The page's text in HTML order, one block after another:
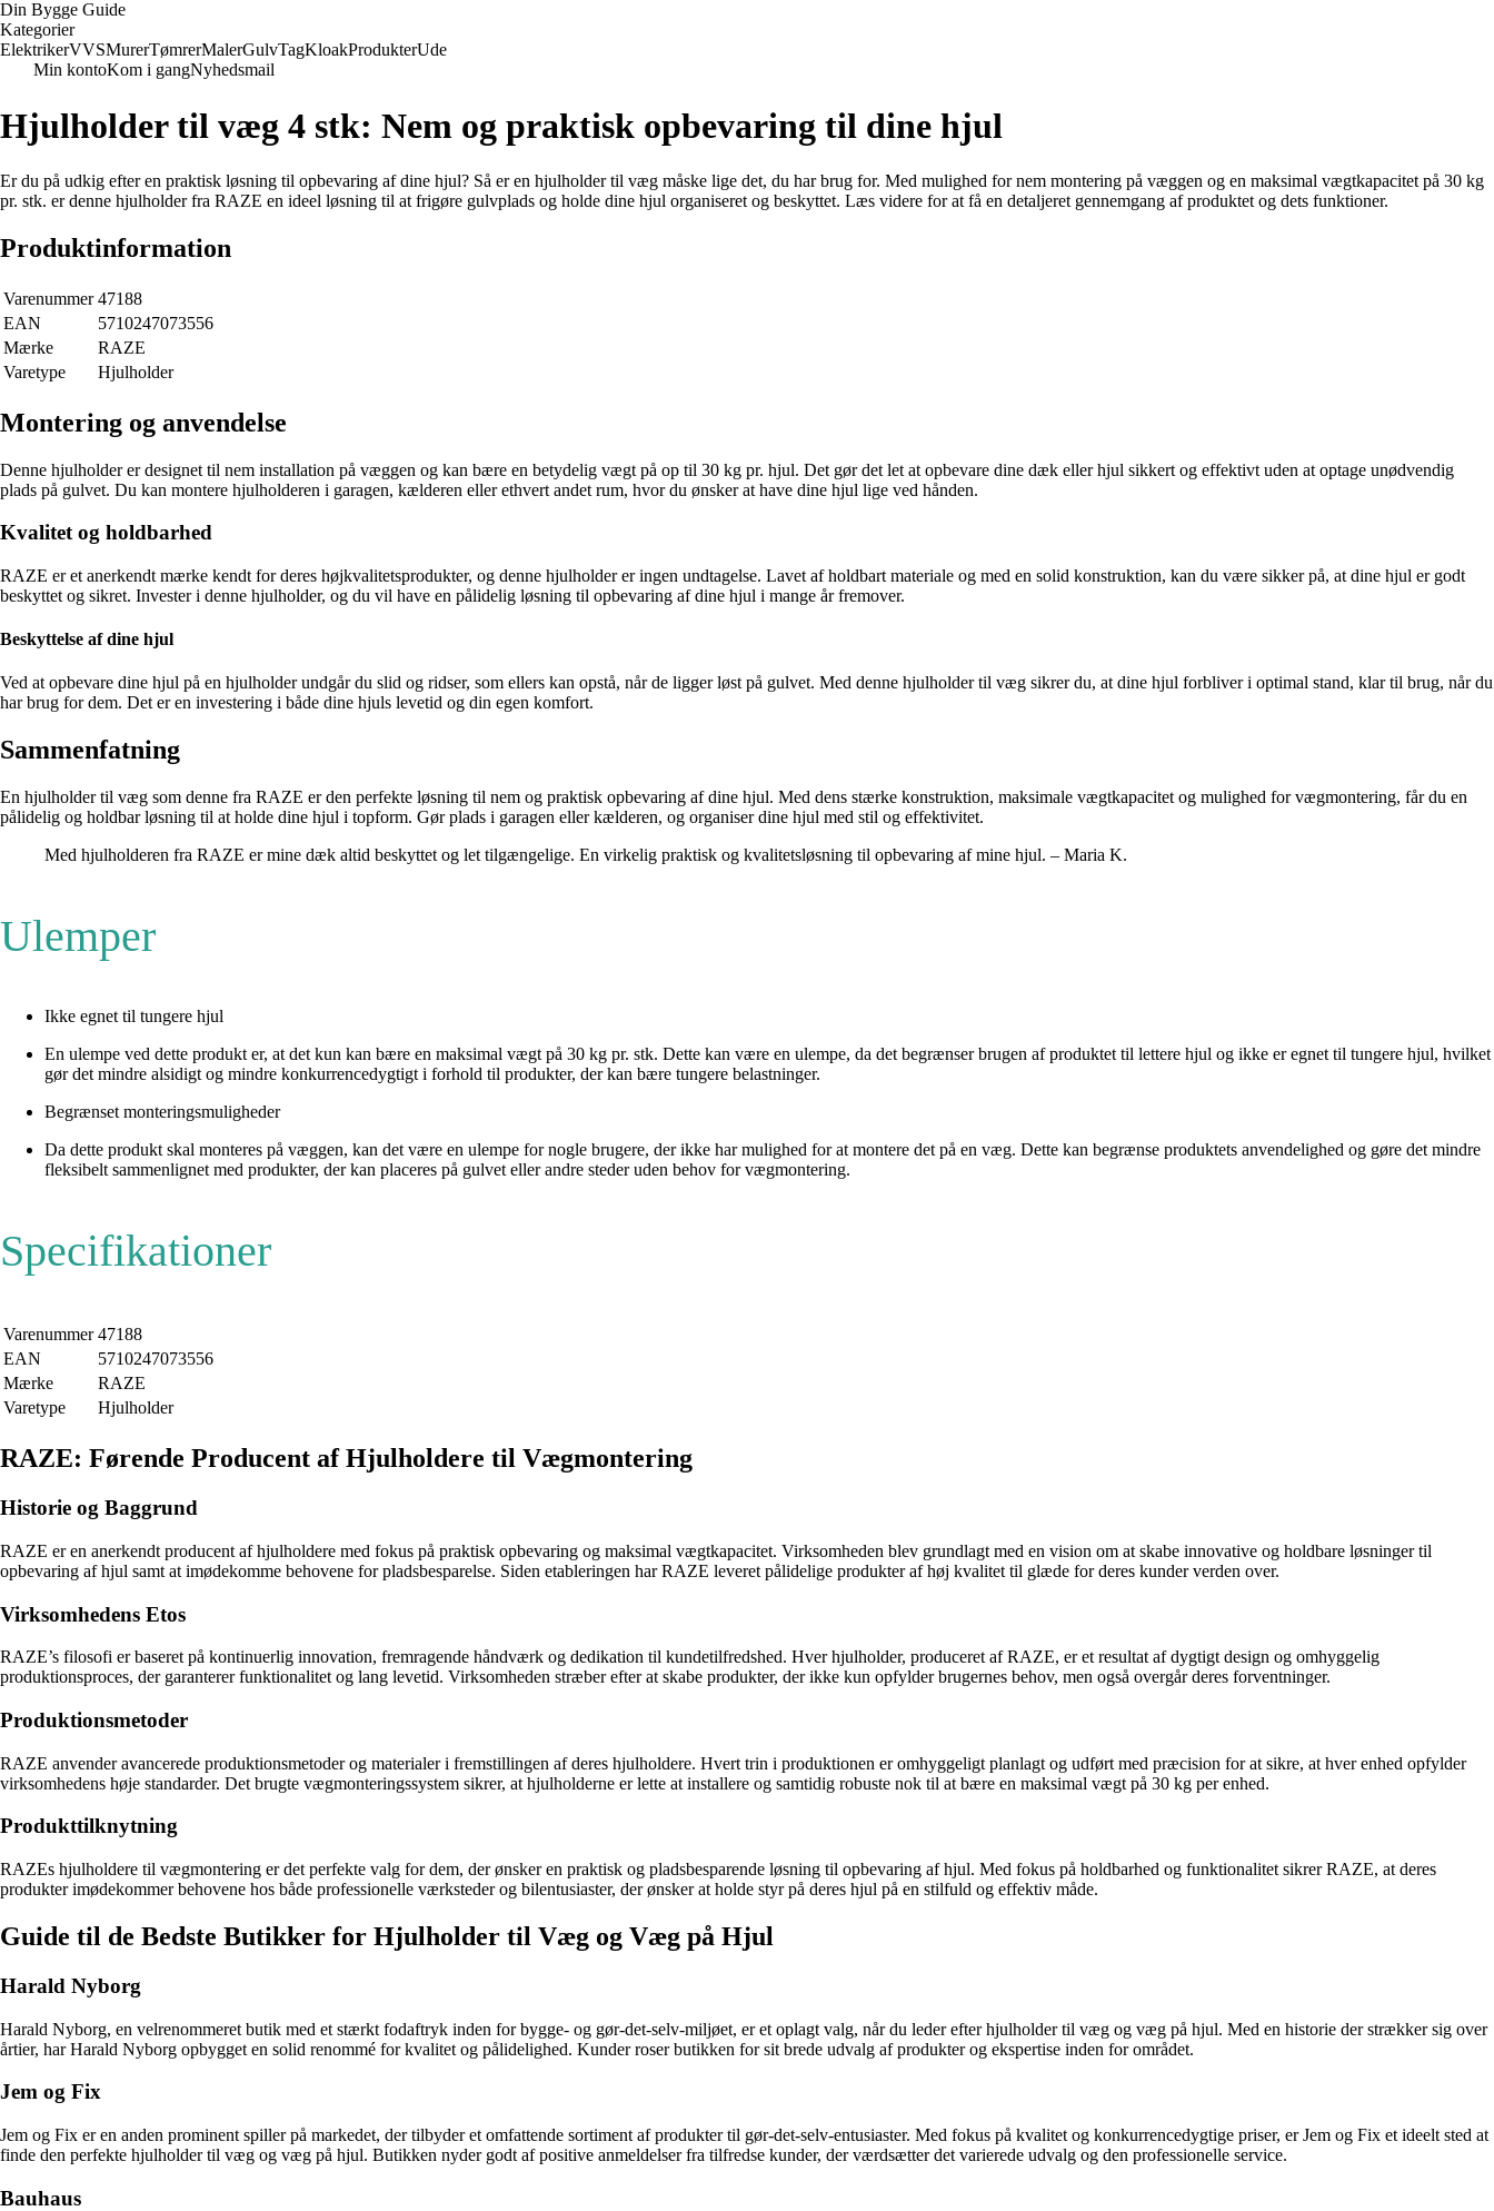
Din Bygge Guide
Kategorier
ElektrikerVVSMurerTømrerMalerGulvTagKloakProdukterUde
Min kontoKom i gangNyhedsmail
Hjulholder til væg 4 stk: Nem og praktisk opbevaring til dine hjul
Er du på udkig efter en praktisk løsning til opbevaring af dine hjul? Så er en hjulholder til væg måske lige det, du har brug for. Med mulighed for nem montering på væggen og en maksimal vægtkapacitet på 30 kg
pr. stk. er denne hjulholder fra RAZE en ideel løsning til at frigøre gulvplads og holde dine hjul organiseret og beskyttet. Læs videre for at få en detaljeret gennemgang af produktet og dets funktioner.
Produktinformation
Varenummer 47188
EAN
5710247073556
Mærke
RAZE
Varetype
Hjulholder
Montering og anvendelse
Denne hjulholder er designet til nem installation på væggen og kan bære en betydelig vægt på op til 30 kg pr. hjul. Det gør det let at opbevare dine dæk eller hjul sikkert og effektivt uden at optage unødvendig
plads på gulvet. Du kan montere hjulholderen i garagen, kælderen eller ethvert andet rum, hvor du ønsker at have dine hjul lige ved hånden.
Kvalitet og holdbarhed
RAZE er et anerkendt mærke kendt for deres højkvalitetsprodukter, og denne hjulholder er ingen undtagelse. Lavet af holdbart materiale og med en solid konstruktion, kan du være sikker på, at dine hjul er godt
beskyttet og sikret. Invester i denne hjulholder, og du vil have en pålidelig løsning til opbevaring af dine hjul i mange år fremover.
Beskyttelse af dine hjul
Ved at opbevare dine hjul på en hjulholder undgår du slid og ridser, som ellers kan opstå, når de ligger løst på gulvet. Med denne hjulholder til væg sikrer du, at dine hjul forbliver i optimal stand, klar til brug, når du
har brug for dem. Det er en investering i både dine hjuls levetid og din egen komfort.
Sammenfatning
En hjulholder til væg som denne fra RAZE er den perfekte løsning til nem og praktisk opbevaring af dine hjul. Med dens stærke konstruktion, maksimale vægtkapacitet og mulighed for vægmontering, får du en
pålidelig og holdbar løsning til at holde dine hjul i topform. Gør plads i garagen eller kælderen, og organiser dine hjul med stil og effektivitet.
Med hjulholderen fra RAZE er mine dæk altid beskyttet og let tilgængelige. En virkelig praktisk og kvalitetsløsning til opbevaring af mine hjul. – Maria K.
Ulemper
Ikke egnet til tungere hjul
En ulempe ved dette produkt er, at det kun kan bære en maksimal vægt på 30 kg pr. stk. Dette kan være en ulempe, da det begrænser brugen af produktet til lettere hjul og ikke er egnet til tungere hjul, hvilket
gør det mindre alsidigt og mindre konkurrencedygtigt i forhold til produkter, der kan bære tungere belastninger.
Begrænset monteringsmuligheder
Da dette produkt skal monteres på væggen, kan det være en ulempe for nogle brugere, der ikke har mulighed for at montere det på en væg. Dette kan begrænse produktets anvendelighed og gøre det mindre
fleksibelt sammenlignet med produkter, der kan placeres på gulvet eller andre steder uden behov for vægmontering.
Specifikationer
Varenummer 47188
EAN
5710247073556
Mærke
RAZE
Varetype
Hjulholder
RAZE: Førende Producent af Hjulholdere til Vægmontering
Historie og Baggrund
RAZE er en anerkendt producent af hjulholdere med fokus på praktisk opbevaring og maksimal vægtkapacitet. Virksomheden blev grundlagt med en vision om at skabe innovative og holdbare løsninger til
opbevaring af hjul samt at imødekomme behovene for pladsbesparelse. Siden etableringen har RAZE leveret pålidelige produkter af høj kvalitet til glæde for deres kunder verden over.
Virksomhedens Etos
RAZE’s filosofi er baseret på kontinuerlig innovation, fremragende håndværk og dedikation til kundetilfredshed. Hver hjulholder, produceret af RAZE, er et resultat af dygtigt design og omhyggelig
produktionsproces, der garanterer funktionalitet og lang levetid. Virksomheden stræber efter at skabe produkter, der ikke kun opfylder brugernes behov, men også overgår deres forventninger.
Produktionsmetoder
RAZE anvender avancerede produktionsmetoder og materialer i fremstillingen af deres hjulholdere. Hvert trin i produktionen er omhyggeligt planlagt og udført med præcision for at sikre, at hver enhed opfylder
virksomhedens høje standarder. Det brugte vægmonteringssystem sikrer, at hjulholderne er lette at installere og samtidig robuste nok til at bære en maksimal vægt på 30 kg per enhed.
Produkttilknytning
RAZEs hjulholdere til vægmontering er det perfekte valg for dem, der ønsker en praktisk og pladsbesparende løsning til opbevaring af hjul. Med fokus på holdbarhed og funktionalitet sikrer RAZE, at deres
produkter imødekommer behovene hos både professionelle værksteder og bilentusiaster, der ønsker at holde styr på deres hjul på en stilfuld og effektiv måde.
Guide til de Bedste Butikker for Hjulholder til Væg og Væg på Hjul
Harald Nyborg
Harald Nyborg, en velrenommeret butik med et stærkt fodaftryk inden for bygge- og gør-det-selv-miljøet, er et oplagt valg, når du leder efter hjulholder til væg og væg på hjul. Med en historie der strækker sig over
årtier, har Harald Nyborg opbygget en solid renommé for kvalitet og pålidelighed. Kunder roser butikken for sit brede udvalg af produkter og ekspertise inden for området.
Jem og Fix
Jem og Fix er en anden prominent spiller på markedet, der tilbyder et omfattende sortiment af produkter til gør-det-selv-entusiaster. Med fokus på kvalitet og konkurrencedygtige priser, er Jem og Fix et ideelt sted at
finde den perfekte hjulholder til væg og væg på hjul. Butikken nyder godt af positive anmeldelser fra tilfredse kunder, der værdsætter det varierede udvalg og den professionelle service.
Bauhaus